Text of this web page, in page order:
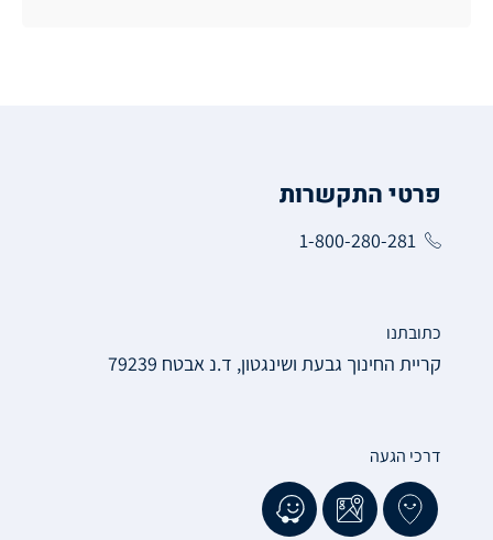
פרטי התקשרות
1-800-280-281
כתובתנו
קריית החינוך גבעת ושינגטון, ד.נ אבטח 79239
דרכי הגעה